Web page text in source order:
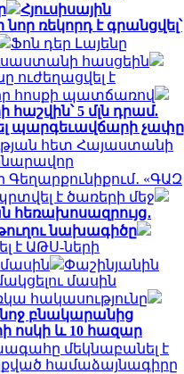
Հյուսիսային
ռեկորդ է գրանցվել՝
Ֆոն դեր Լայենը
հասցեին
ուժեղացվել է
հոսքի պատճառով
5 մլն դրամ.
պարգեւավճարի չափը
հետ Հայաստանի
«ԳԱԶ
է ծառերի մեջ
հեռախոսազրույց․
նախագիծը
է ԱԹՍ-ների
Փաշինյանին
մասին
հակասությունը
բնակարանից
ոսկի և 10 հազար
մեկնաբանել է
համաձայնագիրը